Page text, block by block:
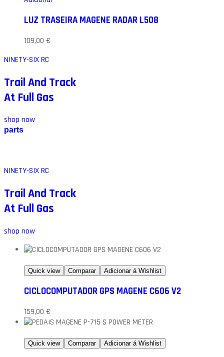
LUZ TRASEIRA MAGENE RADAR L508
109,00 €
NINETY-SIX RC
Trail And Track
At Full Gas
shop now
parts
NINETY-SIX RC
Trail And Track
At Full Gas
shop now
Quick view Comparar Adicionar á Wishlist
CICLOCOMPUTADOR GPS MAGENE C606 V2
159,00 €
Quick view Comparar Adicionar á Wishlist